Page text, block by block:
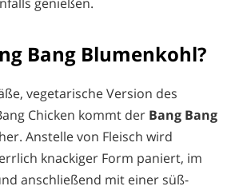
Bang Blumenkohl?
vegetarische Version des
Chicken kommt der Bang Bang
Anstelle von Fleisch wird
knackiger Form paniert, im
anschließend mit einer süß-